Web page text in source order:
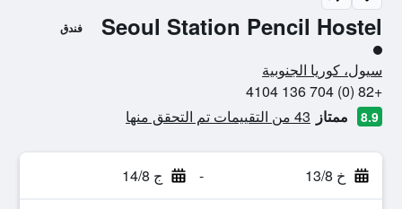
Seoul Station Pencil Hostel فندق
تقييم فئة 1
سيول، كوريا الجنوبية
+82 (0) 704 136 4104
8.9 ممتاز 43 من التقييمات تم التحقق منها
خ 13/8 - ج 14/8